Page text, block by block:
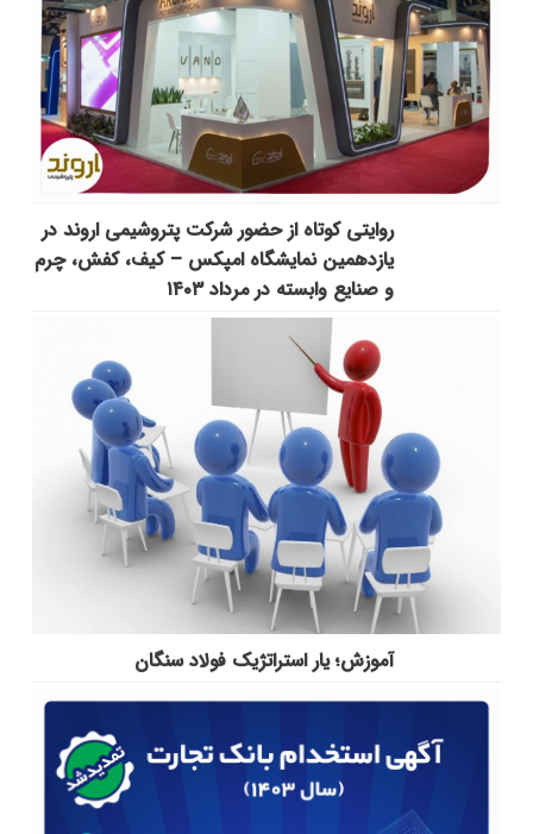
روایتی کوتاه از حضور شرکت پتروشیمی اروند در
یازدهمین نمایشگاه امپکس‌ – کیف، کفش، چرم
و صنایع وابسته در مرداد ۱۴۰۳
آموزش؛ یار استراتژیک فولاد سنگان